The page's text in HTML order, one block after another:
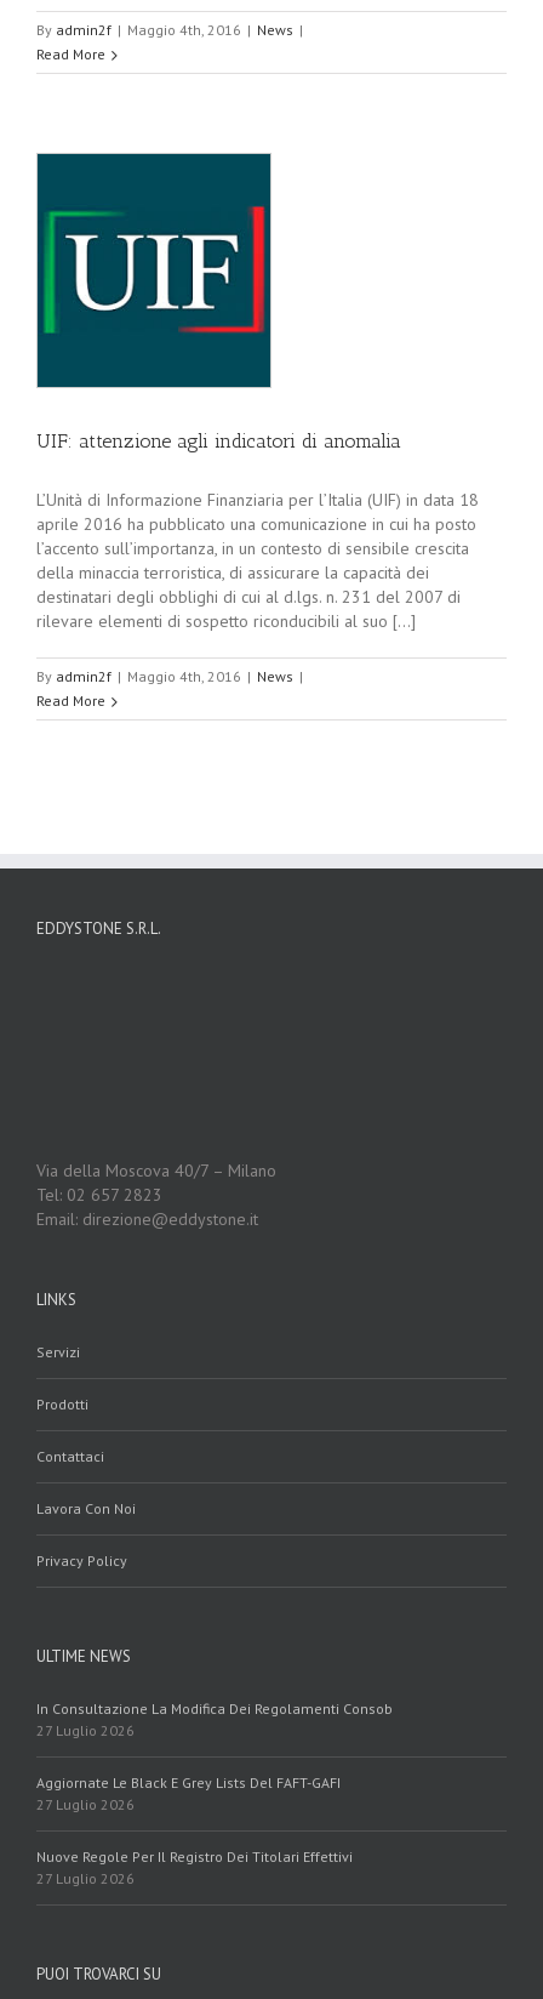
By admin2f | Maggio 4th, 2016 | News |
Read More
UIF: attenzione agli indicatori di anomalia
L’Unità di Informazione Finanziaria per l’Italia (UIF) in data 18
aprile 2016 ha pubblicato una comunicazione in cui ha posto
l’accento sull’importanza, in un contesto di sensibile crescita
della minaccia terroristica, di assicurare la capacità dei
destinatari degli obblighi di cui al d.lgs. n. 231 del 2007 di
rilevare elementi di sospetto riconducibili al suo [...]
By admin2f | Maggio 4th, 2016 | News |
Read More
EDDYSTONE S.R.L.
Via della Moscova 40/7 – Milano
Tel: 02 657 2823
Email: direzione@eddystone.it
LINKS
Servizi
Prodotti
Contattaci
Lavora Con Noi
Privacy Policy
ULTIME NEWS
In Consultazione La Modifica Dei Regolamenti Consob
27 Luglio 2026
Aggiornate Le Black E Grey Lists Del FAFT-GAFI
27 Luglio 2026
Nuove Regole Per Il Registro Dei Titolari Effettivi
27 Luglio 2026
PUOI TROVARCI SU